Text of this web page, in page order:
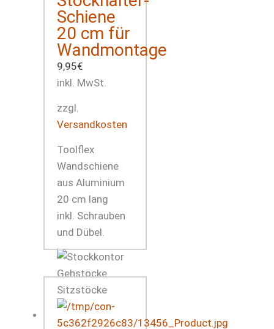
Schiene
20 cm für
Wandmontage
9,95€
inkl. MwSt.
zzgl.
Versandkosten
Toolflex
Wandschiene
aus Aluminium
20 cm lang
inkl. Schrauben
und Dübel.